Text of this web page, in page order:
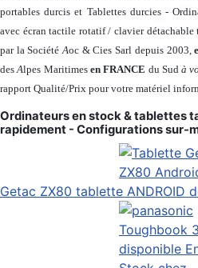
portables durcis et Tablettes durcies -
avec écran tactile rotatif / clavier détachable
par la SociétéAoc & Cies Sarl depuis 2003,
desAlpes Maritimes en FRANCE du Sudà
rapport Qualité/Prix pour votre matériel
Ordinateurs en stock & tablettes
rapidement - Configurations sur-
Getac ZX80 tablette ANDROID